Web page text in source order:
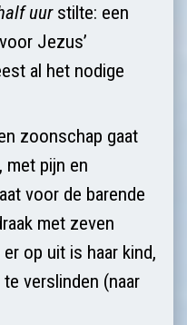
uurstilte: een
Jezus’
al het nodige
zoonschap gaat
met pijn en
voor de barende
met zeven
op uit is haar kind,
verslinden (naar